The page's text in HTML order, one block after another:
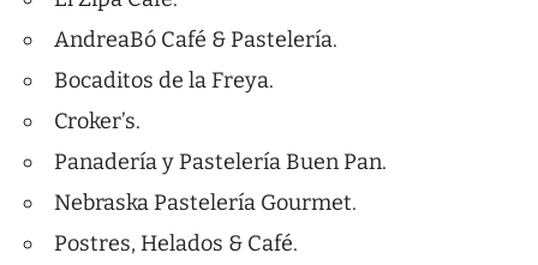
AndreaBó Café & Pastelería.
Bocaditos de la Freya.
Croker’s.
Panadería y Pastelería Buen Pan.
Nebraska Pastelería Gourmet.
Postres, Helados & Café.